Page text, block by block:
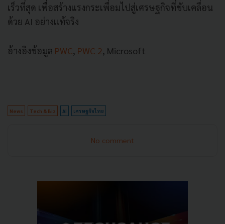
เร็วที่สุด เพื่อสร้างแรงกระเพื่อมไปสู่เศรษฐกิจที่ขับเคลื่อน
ด้วย AI อย่างแท้จริง
อ้างอิงข้อมูล PWC, PWC 2, Microsoft
News Tech & Biz AI เศรษฐกิจไทย
No comment